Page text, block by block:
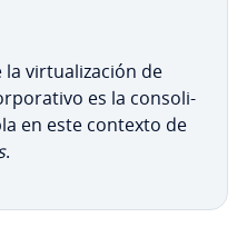
la vi­r­tua­li­za­ción de
es la co­n­so­li­
en este contexto de
.